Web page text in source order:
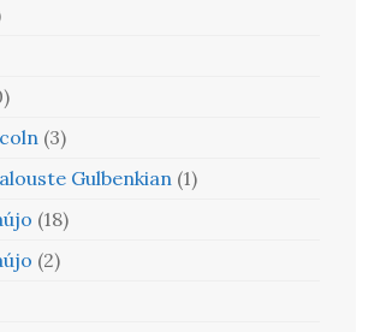
(3)
Gulbenkian (1)
(18)
(2)